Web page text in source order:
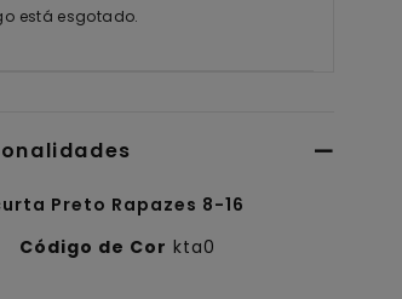
está esgotado.
Preto Rapazes 8-16
Código de Cor kta0